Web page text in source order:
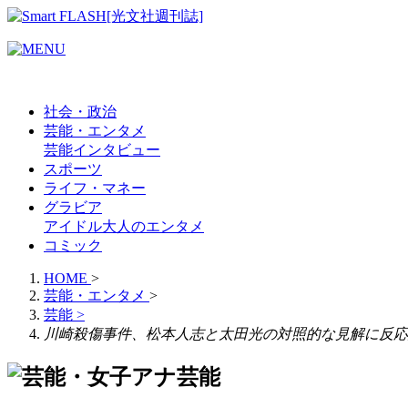
社会・政治
芸能・エンタメ
芸能インタビュー
スポーツ
ライフ・マネー
グラビア
アイドル大人のエンタメ
コミック
HOME >
芸能・エンタメ >
芸能 >
川崎殺傷事件、松本人志と太田光の対照的な見解に反
芸能